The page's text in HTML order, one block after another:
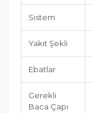
Sistem
Yakıt Şekli
Ebatlar
Gerekli
Baca Çapı